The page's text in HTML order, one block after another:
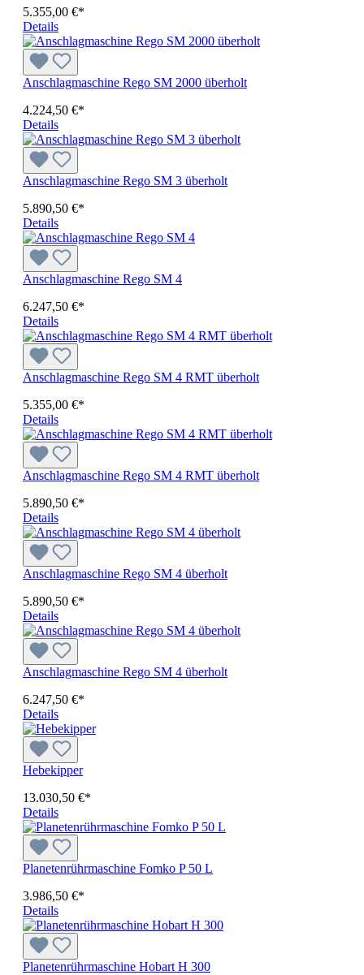
5.355,00 €*
Details
Anschlagmaschine Rego SM 2000 überholt
4.224,50 €*
Details
Anschlagmaschine Rego SM 3 überholt
5.890,50 €*
Details
Anschlagmaschine Rego SM 4
6.247,50 €*
Details
Anschlagmaschine Rego SM 4 RMT überholt
5.355,00 €*
Details
Anschlagmaschine Rego SM 4 RMT überholt
5.890,50 €*
Details
Anschlagmaschine Rego SM 4 überholt
5.890,50 €*
Details
Anschlagmaschine Rego SM 4 überholt
6.247,50 €*
Details
Hebekipper
13.030,50 €*
Details
Planetenrührmaschine Fomko P 50 L
3.986,50 €*
Details
Planetenrührmaschine Hobart H 300